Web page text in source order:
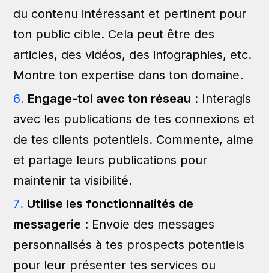
du contenu intéressant et pertinent pour
ton public cible. Cela peut être des
articles, des vidéos, des infographies, etc.
Montre ton expertise dans ton domaine.
Engage-toi avec ton réseau : Interagis
avec les publications de tes connexions et
de tes clients potentiels. Commente, aime
et partage leurs publications pour
maintenir ta visibilité.
Utilise les fonctionnalités de
messagerie : Envoie des messages
personnalisés à tes prospects potentiels
pour leur présenter tes services ou